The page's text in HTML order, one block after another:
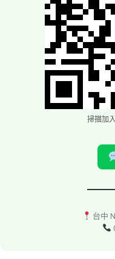
掃描加
台中